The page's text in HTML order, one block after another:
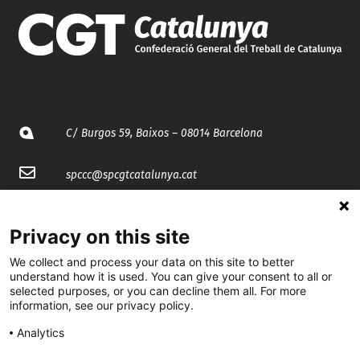
C/ Burgos 59, Baixos – 08014 Barcelona
spccc@spcgtcatalunya.cat
@CGTCatalunya
cgtcatalunya
Privacy on this site
We collect and process your data on this site to better
understand how it is used. You can give your consent to all or
selected purposes, or you can decline them all. For more
information, see our privacy policy.
Analytics